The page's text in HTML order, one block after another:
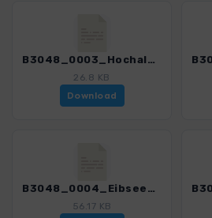
B3048_0003_Hochalm_3048_3.gpx
26.8 KB
Download
B3048_0004_Eibsee_3048_3.gpx
56.17 KB